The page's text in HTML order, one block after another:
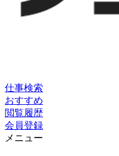
仕事検索
おすすめ
閲覧履歴
会員登録
メニュー